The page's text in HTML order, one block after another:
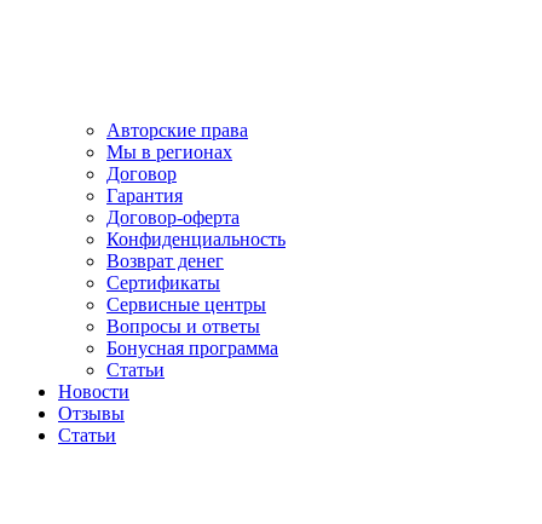
Авторские права
Мы в регионах
Договор
Гарантия
Договор-оферта
Конфиденциальность
Возврат денег
Сертификаты
Сервисные центры
Вопросы и ответы
Бонусная программа
Статьи
Новости
Отзывы
Статьи